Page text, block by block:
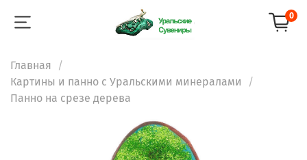
0
Главная
Картины и панно с Уральскими минералами
Панно на срезе дерева